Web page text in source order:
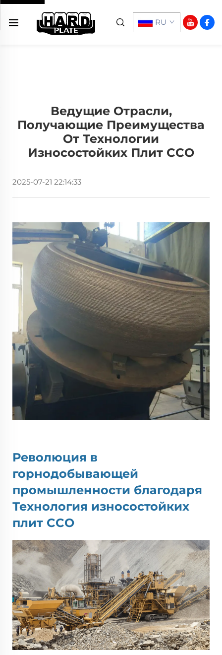
RU
Ведущие Отрасли,
Получающие Преимущества
От Технологии
Износостойких Плит CCO
2025-07-21 22:14:33
Революция в
горнодобывающей
промышленности благодаря
Технология износостойких
плит CCO